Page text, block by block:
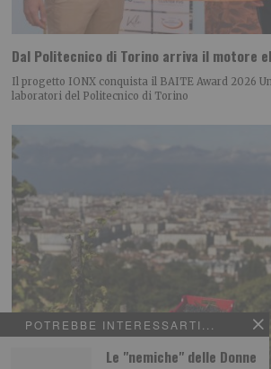
POTREBBE INTERESSARTI...
Le "nemiche" delle Donne
Dal Politecnico di Torino arriva il motore
Il progetto IONX conquista il BAITE Award 2026
laboratori del Politecnico di Torino